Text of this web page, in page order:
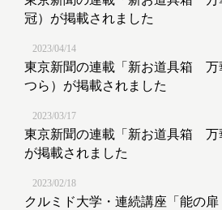
冠）が掲載されました
2023/04/14
東京新聞の連載「新お道具箱
つら）が掲載されました
2023/03/17
東京新聞の連載「新お道具箱 万
が掲載されました
2023/02/18
クルミド大学・連続講座「能の